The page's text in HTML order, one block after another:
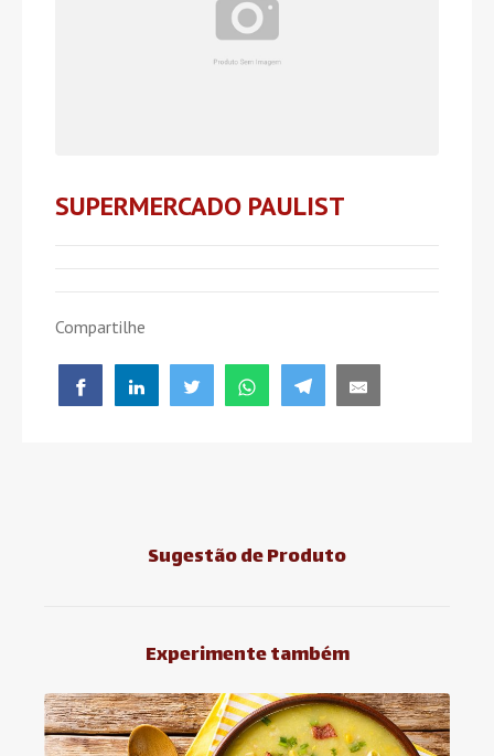
SUPERMERCADO PAULIST
Compartilhe
Sugestão de Produto
Experimente também